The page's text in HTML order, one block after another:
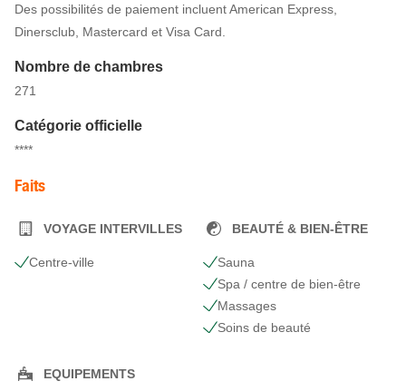
Des possibilités de paiement incluent American Express,
Dinersclub, Mastercard et Visa Card.
Nombre de chambres
271
Catégorie officielle
****
Faits
VOYAGE INTERVILLES
Centre-ville
BEAUTÉ & BIEN-ÊTRE
Sauna
Spa / centre de bien-être
Massages
Soins de beauté
EQUIPEMENTS